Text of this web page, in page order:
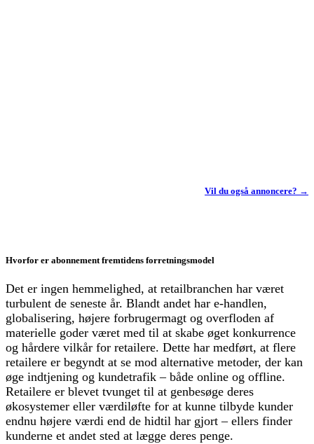
Vil du også annoncere? →
Hvorfor er abonnement fremtidens forretningsmodel
Det er ingen hemmelighed, at retailbranchen har været
turbulent de seneste år. Blandt andet har e-handlen,
globalisering, højere forbrugermagt og overfloden af
materielle goder været med til at skabe øget konkurrence
og hårdere vilkår for retailere. Dette har medført, at flere
retailere er begyndt at se mod alternative metoder, der kan
øge indtjening og kundetrafik – både online og offline.
Retailere er blevet tvunget til at genbesøge deres
økosystemer eller værdiløfte for at kunne tilbyde kunder
endnu højere værdi end de hidtil har gjort – ellers finder
kunderne et andet sted at lægge deres penge.